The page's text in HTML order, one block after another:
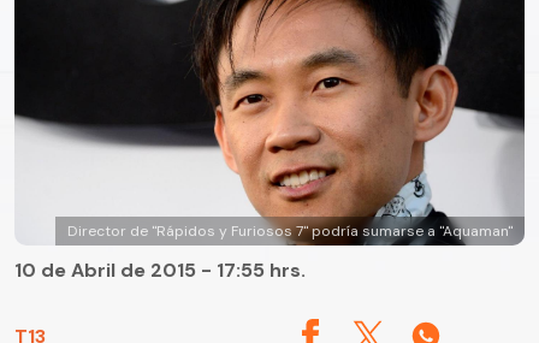
Director de "Rápidos y Furiosos 7" podría sumarse a "Aquaman"
T13
10 de Abril de 2015 - 17:55 hrs.